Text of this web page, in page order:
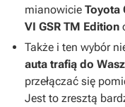
mianowicie Toyota
VI GSR TM Edition
Także i ten wybór
auta trafią do
przełączać się
Jest to zresztą